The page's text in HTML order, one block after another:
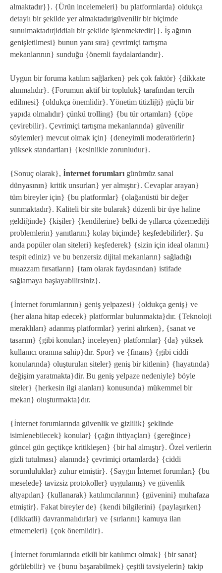
almaktadır}}. {Ürün incelemeleri} bu platformlarda} oldukça
detaylı bir şekilde yer almaktadır|güvenilir bir biçimde
sunulmaktadır|iddialı bir şekilde işlenmektedir}}. İş ağının
genişletilmesi} bunun yanı sıra} çevrimiçi tartışma
mekanlarının} sunduğu {önemli faydalardandır}.
Uygun bir foruma katılım sağlarken} pek çok faktör} {dikkate
alınmalıdır}. {Forumun aktif bir topluluk} tarafından tercih
edilmesi} {oldukça önemlidir}. Yönetim titizliği} güçlü bir
yapıda olmalıdır} çünkü trolling} {bu tür ortamları} {çöpe
çevirebilir}. Çevrimiçi tartışma mekanlarında} güvenilir
söylemler} mevcut olmak için} {deneyimli moderatörlerin}
yüksek standartları} {kesinlikle zorunludur}.
{Sonuç olarak}, İnternet forumları günümüz sanal
dünyasının} kritik unsurları} yer almıştır}. Cevaplar arayan}
tüm bireyler için} {bu platformlar} {olağanüstü bir değer
sunmaktadır}. Kaliteli bir site bularak} düzenli bir üye haline
geldiğinde} {kişiler} {kendilerine} belki de yıllarca çözemediği
problemlerin} yanıtlarını} kolay biçimde} keşfedebilirler}. Şu
anda popüler olan siteleri} keşfederek} {sizin için ideal olanını}
tespit ediniz} ve bu benzersiz dijital mekanların} sağladığı
muazzam fırsatların} {tam olarak faydasından} istifade
sağlamaya başlayabilirsiniz}.
{İnternet forumlarının} geniş yelpazesi} {oldukça geniş} ve
{her alana hitap edecek} platformlar bulunmakta}dır. {Teknoloji
meraklıları} adanmış platformlar} yerini alırken}, {sanat ve
tasarım} {gibi konuları} inceleyen} platformlar} {da} yüksek
kullanıcı oranına sahip}dır. Spor} ve {finans} {gibi ciddi
konularında} oluşturulan siteler} geniş bir kitlenin} {hayatında}
değişim yaratmakta}dir. Bu geniş yelpaze nedeniyle} böyle
siteler} {herkesin ilgi alanları} konusunda} mükemmel bir
mekan} oluşturmakta}dır.
{İnternet forumlarında güvenlik ve gizlilik} şeklinde
isimlenebilecek} konular} {çağın ihtiyaçları} {gereğince}
güncel gün geçtikçe kritikleşen} {bir hal almıştır}. Özel verilerin
gizli tutulması} alanında} çevrimiçi ortamlarda} {ciddi
sorumluluklar} zuhur etmiştir}. {Saygın İnternet forumları} {bu
meselede} tavizsiz protokoller} uygulamış} ve güvenlik
altyapıları} {kullanarak} katılımcılarının} {güvenini} muhafaza
etmiştir}. Fakat bireyler de} {kendi bilgilerini} {paylaşırken}
{dikkatli} davranmalıdırlar} ve {sırlarını} kamuya ilan
etmemeleri} {çok önemlidir}.
{İnternet forumlarında etkili bir katılımcı olmak} {bir sanat}
görülebilir} ve {bunu başarabilmek} çeşitli tavsiyelerin} takip